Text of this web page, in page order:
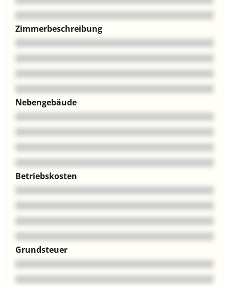
Zimmerbeschreibung
Nebengebäude
Betriebskosten
Grundsteuer